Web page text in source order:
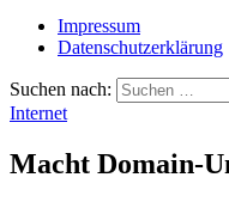
Impressum
Datenschutzerklärung
Suchen nach:
Internet
Macht Domain-